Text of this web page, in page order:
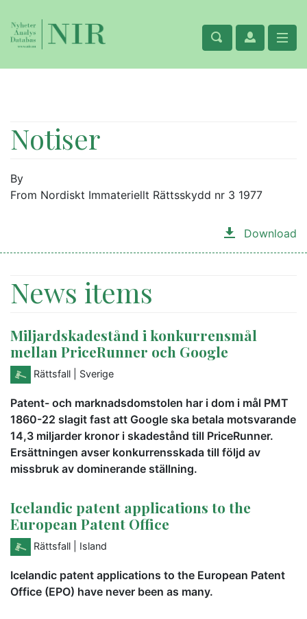
Notiser
By
From Nordiskt Immateriellt Rättsskydd nr 3 1977
Download
News items
Miljardskadestånd i konkurrensmål
mellan PriceRunner och Google
Rättsfall | Sverige
Patent- och marknadsdomstolen har i dom i mål PMT
1860-22 slagit fast att Google ska betala motsvarande
14,3 miljarder kronor i skadestånd till PriceRunner.
Ersättningen avser konkurrensskada till följd av
missbruk av dominerande ställning.
Icelandic patent applications to the
European Patent Office
Rättsfall | Island
Icelandic patent applications to the European Patent
Office (EPO) have never been as many.